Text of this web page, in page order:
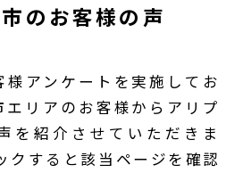
のお客様の声
様アンケートを実施してお
エリアのお客様からアリプ
を紹介させていただきま
クすると該当ページを確認